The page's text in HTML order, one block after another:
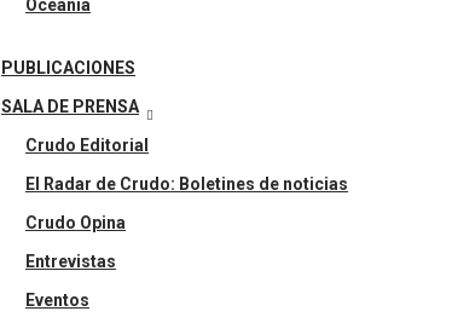
Oceanía
PUBLICACIONES
SALA DE PRENSA
Crudo Editorial
El Radar de Crudo: Boletines de noticias
Crudo Opina
Entrevistas
Eventos